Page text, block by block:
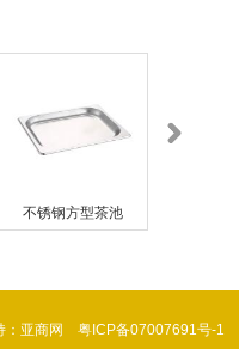
茶池 不锈钢方型茶池
：亚商网 粤ICP备07007691号-1